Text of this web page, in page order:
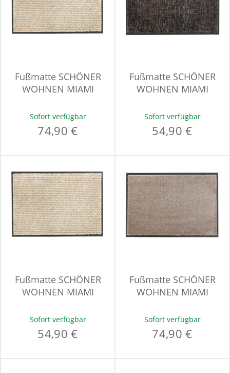
Fußmatte SCHÖNER
WOHNEN MIAMI
Sofort verfügbar
74,90 €
Fußmatte SCHÖNER
WOHNEN MIAMI
Sofort verfügbar
54,90 €
Fußmatte SCHÖNER
WOHNEN MIAMI
Sofort verfügbar
54,90 €
Fußmatte SCHÖNER
WOHNEN MIAMI
Sofort verfügbar
74,90 €